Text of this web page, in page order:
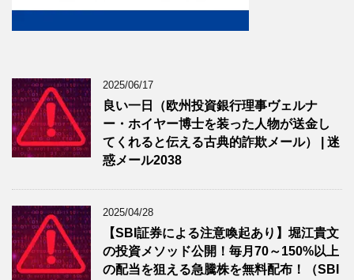
2025/06/17
良い一日（欧州投資銀行理事ヴェルナ
ー・ホイヤー博士を装った人物が送金し
てくれると伝える古典的詐欺メール） | 迷
惑メール2038
2025/04/28
【SBI証券による注意喚起あり】堀江貴文
の投資メソッド公開！毎月70～150%以上
の配当を狙える急騰株を無料配布！（SBI